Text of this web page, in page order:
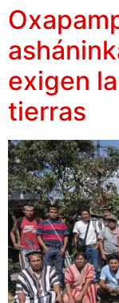
exigen
tierras